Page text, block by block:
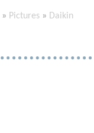
» Pictures » Daikin